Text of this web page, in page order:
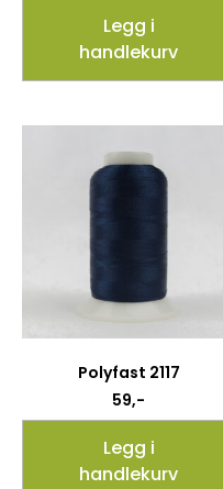
Legg i
handlekurv
Polyfast 2117
59,-
Legg i
handlekurv